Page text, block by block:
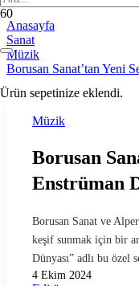
Ürün sepetinize eklendi.
Anasayfa
Sanat
Müzik
Borusan Sanat’tan Yeni
Müzik
Borusan
Enstrüman
Borusan Sanat ve
keşif sunmak için bir
Dünyası” adlı bu özel
4 Ekim 2024